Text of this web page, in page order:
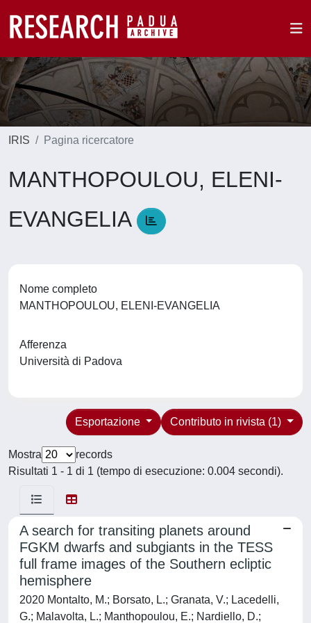
IRIS Pagina ricercatore
MANTHOPOULOU, ELENI-
EVANGELIA
Nome completo
MANTHOPOULOU, ELENI-EVANGELIA
Afferenza
Università di Padova
Contributo in rivista (1)
Esportazione
Mostra
records
Risultati 1 - 1 di 1 (tempo di esecuzione: 0.004 secondi).
A search for transiting planets around
FGKM dwarfs and subgiants in the TESS
full frame images of the Southern ecliptic
hemisphere
2020 Montalto, M.; Borsato, L.; Granata, V.; Lacedelli,
G.; Malavolta, L.; Manthopoulou, E.; Nardiello, D.;